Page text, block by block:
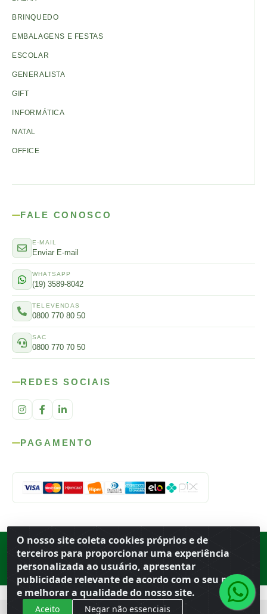
O nosso site coleta cookies próprios e de
terceiros para proporcionar uma experiência
personalizada ao usuário, apresentar
publicidade relevante de acordo com o seu perfil
e melhorar a qualidade do nosso site.
Aceito Negar não essenciais
BRINQUEDO
EMBALAGENS E FESTAS
ESCOLAR
GENERALISTA
GIFT
INFORMÁTICA
NATAL
OFFICE
FALE CONOSCO
E-MAIL
Enviar E-mail
WHATSAPP
(19) 3589-8042
TELEVENDAS
0800 770 80 50
SAC
0800 770 70 50
REDES SOCIAIS
PAGAMENTO
Porto Ferreira ·BR
13.669-899· CNPJ 56.679.863/0001-91
© 2026 Atacado Ideal